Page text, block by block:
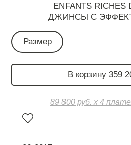
ENFANTS RICHES
ДЖИНСЫ С
Размер
В корзину 359
89 800 руб. х 4